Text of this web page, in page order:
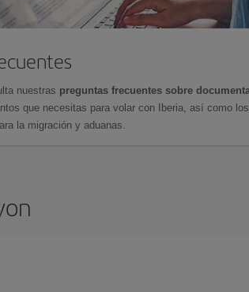
nuestras preguntas frecuentes sobre
que necesitas para volar con Iberia, así como
la migración y aduanas.